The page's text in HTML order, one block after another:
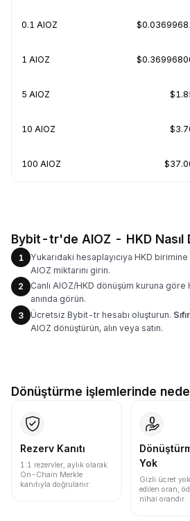
0.1 AIOZ
1 AIOZ
5 AIOZ
10 AIOZ
100 AIOZ
Bybit-tr'de AIOZ - HKD Nasıl
1
Yukarıdaki hesaplayıcıya HKD
AIOZ miktarını girin.
2
Canlı AIOZ/HKD dönüşüm kuruna
anında görün.
3
Ücretsiz Bybit-tr hesabı oluşturun.
AIOZ dönüştürün, alın veya satın.
Dönüştürme işlemlerinde
Rezerv Kanıtı
1:1 rezervler, aylık olarak
On-Chain Merkle
kanıtıyla doğrulanır.
Yok
Gizli ücret
edilen oran,
nihai orandır.